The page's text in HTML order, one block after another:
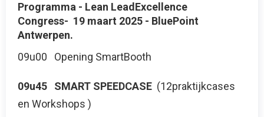
Programma - Lean LeadExcellence
Congress- 19 maart 2025 - BluePoint
Antwerpen.
09u00 Opening SmartBooth
09u45 SMART SPEEDCASE (12praktijkcases
en Workshops )